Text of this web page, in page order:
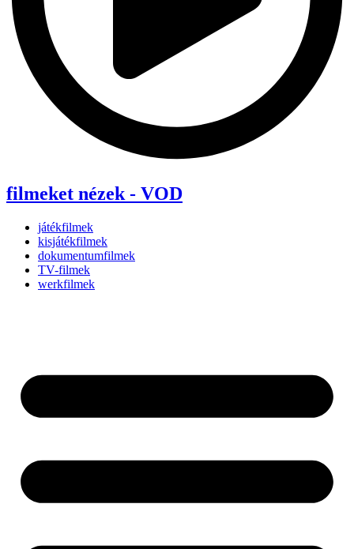
filmeket nézek - VOD
játékfilmek
kisjátékfilmek
dokumentumfilmek
TV-filmek
werkfilmek